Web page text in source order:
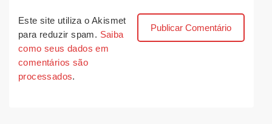
Este site utiliza o Akismet
para reduzir spam. Saiba
como seus dados em
comentários são
processados.